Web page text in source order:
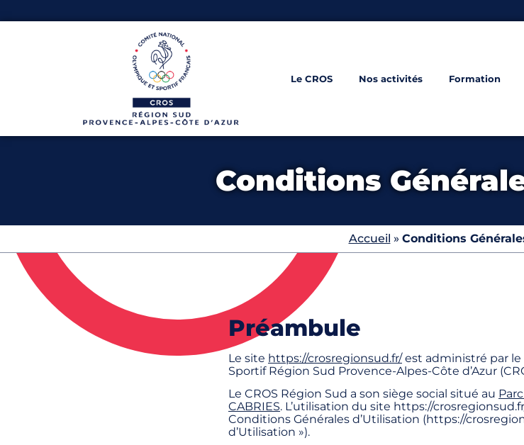
Le CROS Nos activités Formation
Conditions
Accueil » Conditions
Préambule
Le site https://crosregionsud.fr/est administré par
Sportif Région Sud Provence-Alpes-Côte d’Azur
Le CROS Région Sud a son siège social situé au
CABRIES. L’utilisation du site https://
Conditions Générales d’Utilisation (https://
d’Utilisation »).